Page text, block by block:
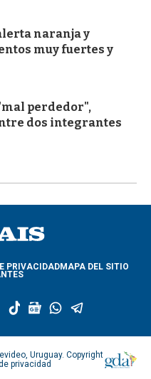
naranja y
muy fuertes y
perdedor",
dos integrantes
PRIVACIDADMAPA DEL SITIO
t
k
o
g
o
l
w
a
s
l
e
g
Uruguay. Copyright
privacidad